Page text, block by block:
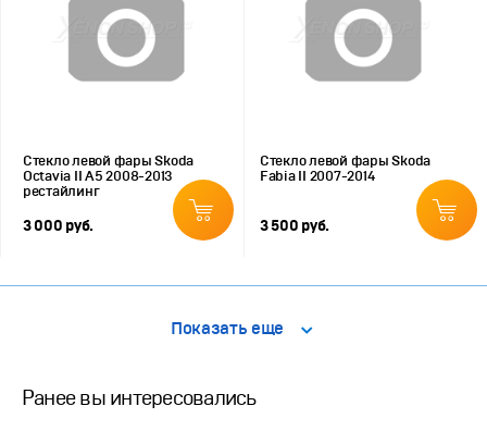
Стекло левой фары Skoda
Octavia II A5 2008-2013
рестайлинг
3 000 руб.
Стекло левой фары Skoda
Fabia II 2007-2014
3 500 руб.
Показать еще
Ранее вы интересовались